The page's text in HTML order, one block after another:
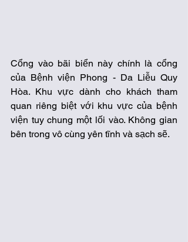
Cổng vào bãi biển này chính là cổng
của Bệnh viện Phong - Da Liễu Quy
Hòa. Khu vực dành cho khách tham
quan riêng biệt với khu vực của bệnh
viện tuy chung một lối vào. Không gian
bên trong vô cùng yên tĩnh và sạch sẽ.